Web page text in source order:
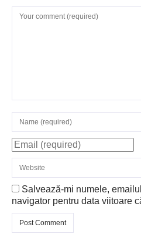
Salvează-mi numele,
navigator pentru data viitoare